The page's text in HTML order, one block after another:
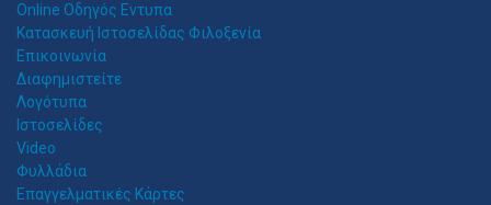
Online Οδηγός Εντυπα
Κατασκευή Ιστοσελίδας Φιλοξενία
Επικοινωνία
Διαφημιστείτε
Λογότυπα
Ιστοσελίδες
Video
Φυλλάδια
Επαγγελματικές Κάρτες